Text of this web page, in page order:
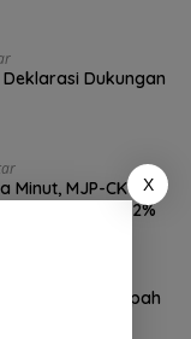
Dukungan
Minut, MJP-CK
JG-KWL 27,62%
Natanael Pepah
X